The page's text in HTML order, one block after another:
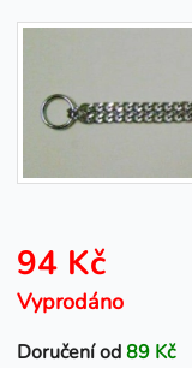
94 Kč
Vyprodáno
Doručení od89 Kč